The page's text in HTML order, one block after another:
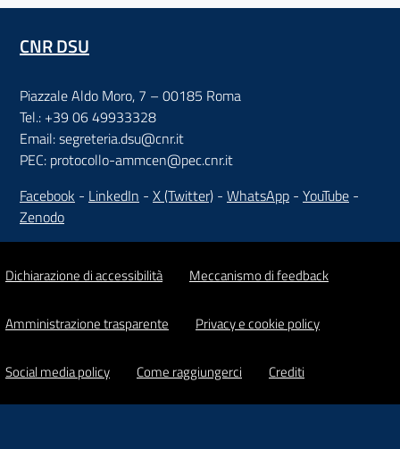
CNR DSU
Piazzale Aldo Moro, 7 – 00185 Roma
Tel.: +39 06 49933328
Email: segreteria.dsu@cnr.it
PEC: protocollo-ammcen@pec.cnr.it
Facebook - LinkedIn - X (Twitter) - WhatsApp - YouTube -
Zenodo
Dichiarazione di accessibilità Meccanismo di feedback
Amministrazione trasparente Privacy e cookie policy
Social media policy Come raggiungerci Crediti